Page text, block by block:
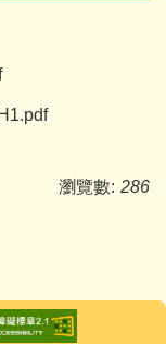
瀏覽數: 286